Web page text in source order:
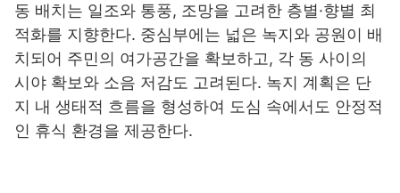
동 배치는 일조와 통풍, 조망을 고려한 층별·향별 최
적화를 지향한다. 중심부에는 넓은 녹지와 공원이 배
치되어 주민의 여가공간을 확보하고, 각 동 사이의
시야 확보와 소음 저감도 고려된다. 녹지 계획은 단
지 내 생태적 흐름을 형성하여 도심 속에서도 안정적
인 휴식 환경을 제공한다.